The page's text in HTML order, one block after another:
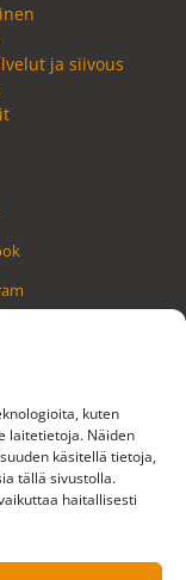
kuten
laitetietoja. Näiden
käsitellä tietoja,
tällä sivustolla.
haitallisesti
ja siivous